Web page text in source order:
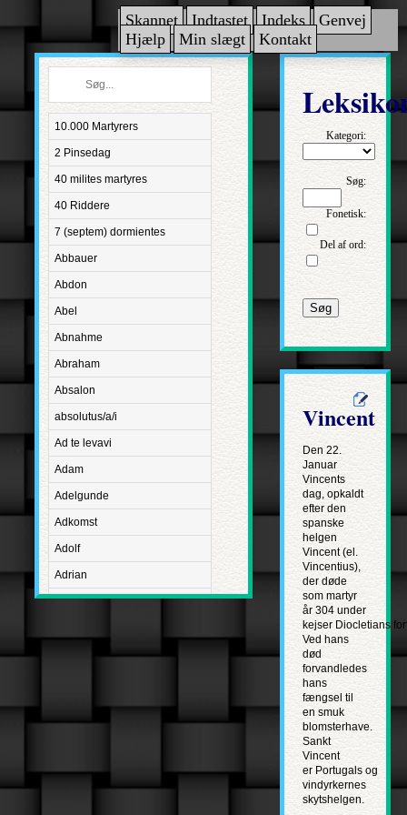
Skannet Indtastet Indeks
Genvej
Hjælp
Min slægt Kontakt
10.000 Martyrers
2 Pinsedag
40 milites martyres
40 Riddere
7 (septem) dormientes
Abbauer
Abdon
Abel
Abnahme
Abraham
Absalon
absolutus/a/i
Ad te levavi
Adam
Adelgunde
Adkomst
Adolf
Adrian
Advent
Aetatis suae
Agapetus
Kategori:
Søg:
Fonetisk:
Del af ord:
Søg
Vincent
Den 22.
Januar
Vincents
dag, opkaldt
efter den
spanske
helgen
Vincent (el.
Vincentius),
der døde
som martyr
år 304 under
kejser Diocletians
Ved hans
død
forvandledes
hans
fængsel til
en smuk
blomsterhave.
Sankt
Vincent
er Portugals og
vindyrkernes
skytshelgen.